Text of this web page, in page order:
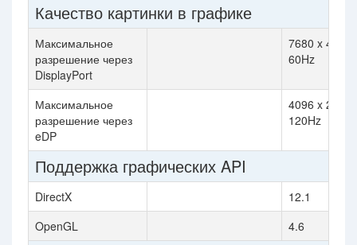
Качество картинки в графике
Максимальное
разрешение через
DisplayPort
7680 x 4320
60Hz
Максимальное
разрешение через
eDP
4096 x 2304
120Hz
Поддержка графических API
DirectX
12.1
OpenGL
4.6